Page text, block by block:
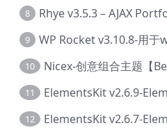
8
9
10 Nicex-创意组合主题【
11 ElementsKit v2.6.9-
12 ElementsKit v2.6.7-